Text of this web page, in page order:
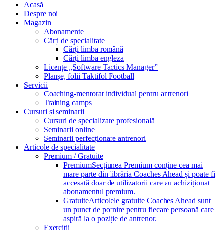
Acasă
Despre noi
Magazin
Abonamente
Cărți de specialitate
Cărți limba română
Cărți limba engleza
Licențe „Software Tactics Manager”
Planșe, folii Taktifol Football
Servicii
Coaching-mentorat individual pentru antrenori
Training camps
Cursuri și seminarii
Cursuri de specializare profesională
Seminarii online
Seminarii perfecționare antrenori
Articole de specialitate
Premium / Gratuite
PremiumSecțiunea Premium conține cea mai
mare parte din librăria Coaches Ahead și poate fi
accesată doar de utilizatorii care au achiziționat
abonamentul premium.
GratuiteArticolele gratuite Coaches Ahead sunt
un punct de pornire pentru fiecare persoană care
aspiră la o poziție de antrenor.
Exerciții